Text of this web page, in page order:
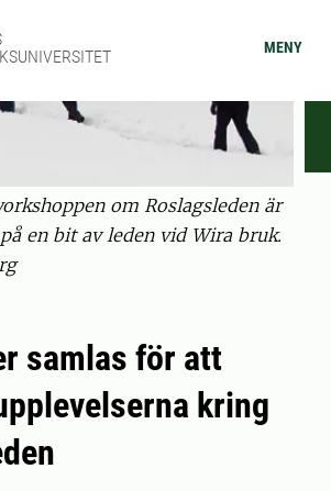
MENY
om Roslagsleden är
en bit av leden vid Wira bruk.
samlas för att
kring